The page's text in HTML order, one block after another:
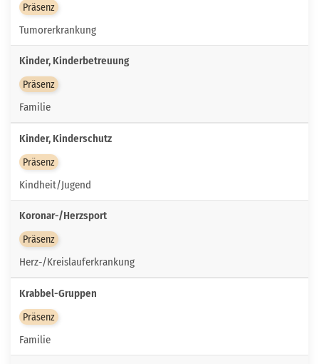
Präsenz
Tumorerkrankung
Kinder, Kinderbetreuung
Präsenz
Familie
Kinder, Kinderschutz
Präsenz
Kindheit/Jugend
Koronar-/Herzsport
Präsenz
Herz-/Kreislauferkrankung
Krabbel-Gruppen
Präsenz
Familie